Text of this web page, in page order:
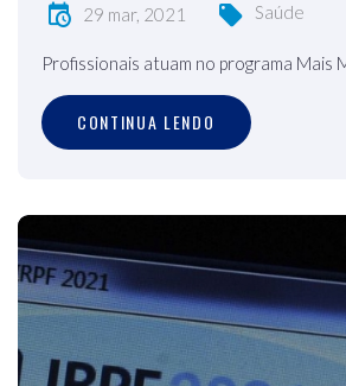
29 mar, 2021 Saúde
Profissionais atuam no programa Mais
CONTINUA LENDO